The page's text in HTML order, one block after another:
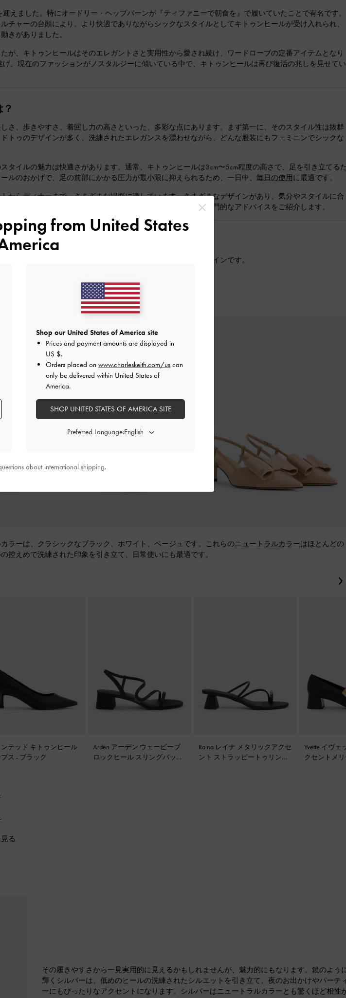
えました。特にオードリー・ヘップバーンが『ティファニーで朝食を』で履いていたことで有名です。
チャーの台頭により、より快適でありながらシックなスタイルとしてキトゥンヒールが受け入れられ、
きがありました。
が、キトゥンヒールはそのエレガントさと実用性から愛され続け、ワードローブの定番アイテムとなり
、現在のファッションがノスタルジーに傾いている中で、キトゥンヒールは再び復活の兆しを見せてい
さ、歩きやすさ、着回し力の高さといった、多彩な点にあります。まず第一に、そのスタイル性は抜群
トゥのデザインが多く、洗練されたエレガンスを漂わせながら、どんな服装にもフェミニンでシックな
タイルの魅力は快適さがあります。通常、キトゥンヒールは3cm〜5cm程度の高さで、足を引き立てる
ルのおかげで、足の前部にかかる圧力が最小限に抑えられるため、一日中、 毎日の使用に最適です。
からディナーまで、さまざまな場面に適しています。さまざまなデザインがあり、気分やスタイルに合
キトゥンヒールの種類と、それらをスタイリングするための専門的なアドバイスをご紹介します。
り、どれもおしゃれな人たちのワードローブで人気の高いデザインです。
ベージュ/ヌード
ラーは、クラシックなブラック、ホワイト、ベージュです。これらのニュートラルカラーはほとんどの
控えめで洗練された印象を引き立て、日常使いにも最適です。
テッド キトゥンヒール
ス - ブラック
Arden アーデン ウェービーブ
ロックヒール スリングバッグ
Raina レイナ メタリックアクセ
ント ストラッピートゥリング
Yvette イヴ
クセントメ
戻る
る
その履きやすさから一見実用的に見えるかもしれませんが、魅力的にもなります。鏡のよう
輝くシルバーは、低めのヒールの洗練されたシルエットを引き立て、夜のお出かけやパーテ
ーにもぴったりなアクセントになります。シルバーはニュートラルカラーとも驚くほど相性
from United States
Shop our United States of America site
Prices and payment amounts are displayed in
US $.
Orders placed on www.charleskeith.com/us can
only be delivered within United States of
America.
SHOP UNITED STATES OF AMERICA SITE
Preferred Language:
about international shipping.